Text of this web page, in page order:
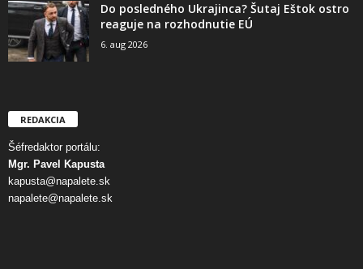
Do posledného Ukrajinca? Šutaj Eštok ostro
reaguje na rozhodnutie EÚ
6. aug 2026
REDAKCIA
Šéfredaktor portálu:
Mgr. Pavel Kapusta
kapusta@napalete.sk
napalete@napalete.sk